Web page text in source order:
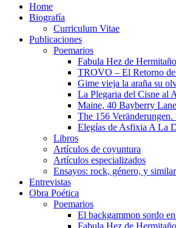
Home
Biografía
Curriculum Vitae​
Publicaciones
Poemarios
Fabula Hez de Hermitaño
TROVO – El Retorno
Gime vieja la araña su
La Plegaria del Cisne al
Maine, 40 Bayberry
The 156
Elegías de Asfixia A La
Libros
Artículos de coyuntura
Artículos especializados
Ensayos: rock, género, y
Entrevistas
Obra Poética
Poemarios
El backgammon sordo
Fabula Hez de Hermitaño